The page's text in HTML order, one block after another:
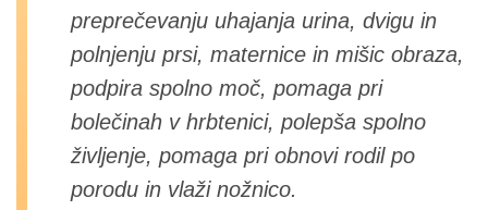
preprečevanju uhajanja urina, dvigu in
polnjenju prsi, maternice in mišic obraza,
podpira spolno moč, pomaga pri
bolečinah v hrbtenici, polepša spolno
življenje, pomaga pri obnovi rodil po
porodu in vlaži nožnico.